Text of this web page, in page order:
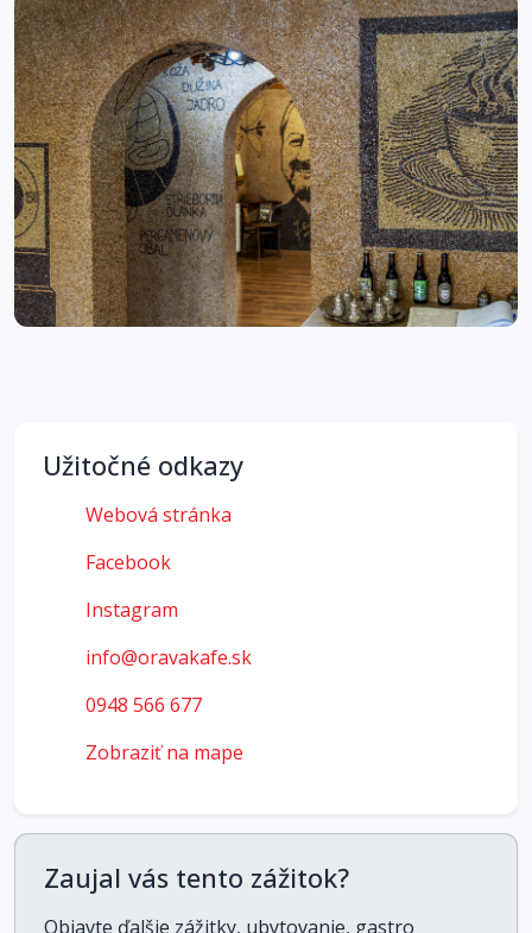
Užitočné odkazy
Webová stránka
Facebook
Instagram
info@oravakafe.sk
0948 566 677
Zobraziť na mape
Zaujal vás tento zážitok?
Objavte ďalšie zážitky, ubytovanie, gastro